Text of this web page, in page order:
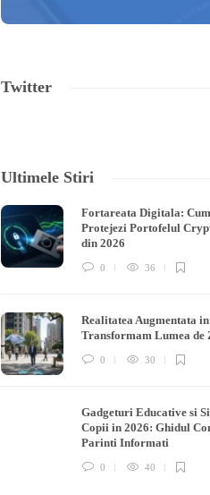
Twitter
Ultimele Stiri
Fortareata Digitala:
Protejezi Portofelul
din 2026
0 36
Realitatea Augmentata
Transformam Lumea de
0 30
Gadgeturi Educative si
Copii in 2026: Ghidul
Parinti Informati
0 40